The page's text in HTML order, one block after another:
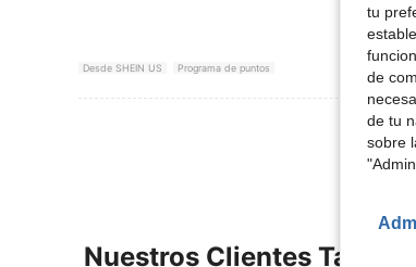
Desde SHEIN US Programa de puntos
Nuestros Clientes
tu
de
de tu
sobre